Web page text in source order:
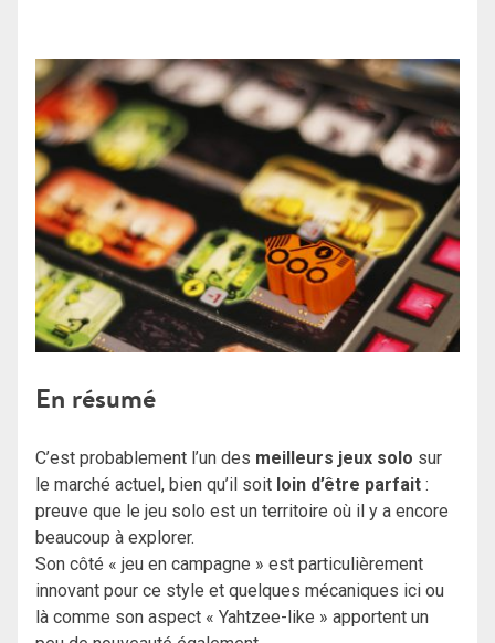
En résumé
C’est probablement l’un des meilleurs jeux solo sur
le marché actuel, bien qu’il soit loin d’être parfait :
preuve que le jeu solo est un territoire où il y a encore
beaucoup à explorer.
Son côté « jeu en campagne » est particulièrement
innovant pour ce style et quelques mécaniques ici ou
là comme son aspect « Yahtzee-like » apportent un